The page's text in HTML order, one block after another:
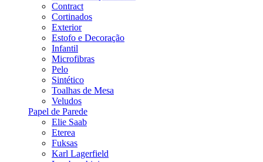
Contract
Cortinados
Exterior
Estofo e Decoração
Infantil
Microfibras
Pelo
Sintético
Toalhas de Mesa
Veludos
Papel de Parede
Elie Saab
Eterea
Fuksas
Karl Lagerfield